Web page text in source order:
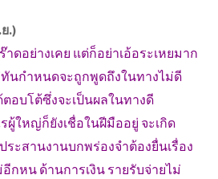
.)
ดอย่างเคย แต่ก็อย่าเอ้อระเหยมาก
ทันกำหนดจะถูกพูดถึงในทางไม่ดี
อบโต้ซึ่งจะเป็นผลในทางดี
ผู้ใหญ่ก็ยังเชื่อในฝีมืออยู่ จะเกิด
ระสานงานบกพร่องจำต้องยื่นเรื่อง
กหน ด้านการเงิน รายรับจ่ายไม่